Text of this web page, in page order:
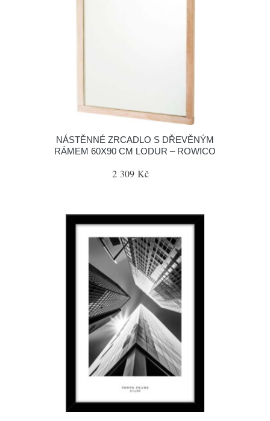
NÁSTĚNNÉ ZRCADLO S DŘEVĚNÝM
RÁMEM 60X90 CM LODUR – ROWICO
2 309 Kč